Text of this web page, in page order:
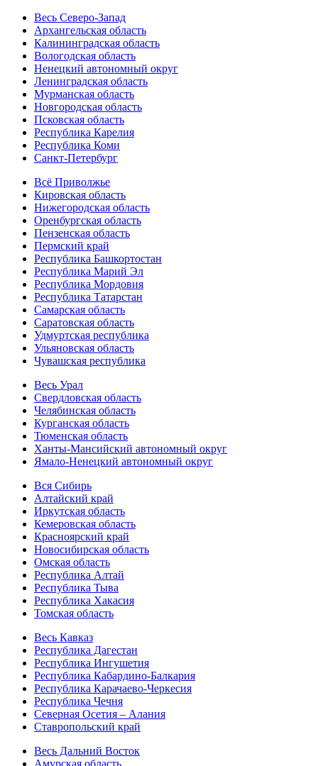
Весь Северо-Запад
Архангельская область
Калининградская область
Вологодская область
Ненецкий автономный округ
Ленинградская область
Мурманская область
Новгородская область
Псковская область
Республика Карелия
Республика Коми
Санкт-Петербург
Всё Приволжье
Кировская область
Нижегородская область
Оренбургская область
Пензенская область
Пермский край
Республика Башкортостан
Республика Марий Эл
Республика Мордовия
Республика Татарстан
Самарская область
Саратовская область
Удмуртская республика
Ульяновская область
Чувашская республика
Весь Урал
Свердловская область
Челябинская область
Курганская область
Тюменская область
Ханты-Мансийский автономный округ
Ямало-Ненецкий автономный округ
Вся Сибирь
Алтайский край
Иркутская область
Кемеровская область
Красноярский край
Новосибирская область
Омская область
Республика Алтай
Республика Тыва
Республика Хакасия
Томская область
Весь Кавказ
Республика Дагестан
Республика Ингушетия
Республика Кабардино-Балкария
Республика Карачаево-Черкесия
Республика Чечня
Северная Осетия – Алания
Ставропольский край
Весь Дальний Восток
Амурская область